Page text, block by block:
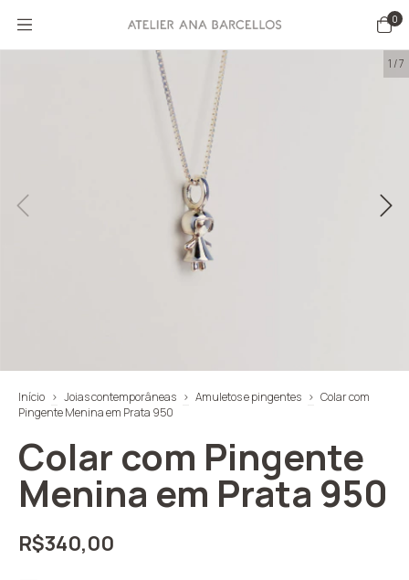
0
1 /7
Início > Joias contemporâneas > Amuletos e pingentes > Colar com
Pingente Menina em Prata 950
Colar com Pingente
Menina em Prata 950
R$340,00